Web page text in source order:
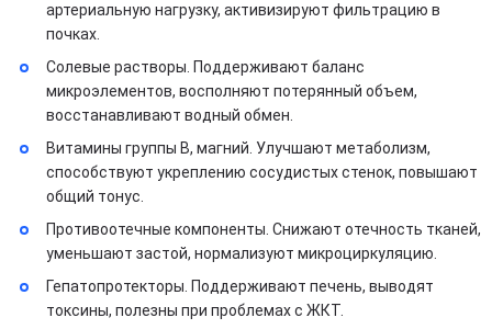
артериальную нагрузку, активизируют фильтрацию в
почках.
Солевые растворы. Поддерживают баланс
микроэлементов, восполняют потерянный объем,
восстанавливают водный обмен.
Витамины группы B, магний. Улучшают метаболизм,
способствуют укреплению сосудистых стенок, повышают
общий тонус.
Противоотечные компоненты. Снижают отечность тканей,
уменьшают застой, нормализуют микроциркуляцию.
Гепатопротекторы. Поддерживают печень, выводят
токсины, полезны при проблемах с ЖКТ.